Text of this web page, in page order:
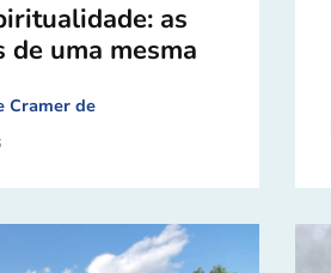
as
de uma mesma
Cramer de